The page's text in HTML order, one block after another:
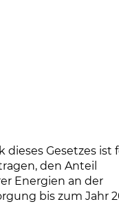
dieses Gesetzes ist
den Anteil
Energien an der
bis zum Jahr